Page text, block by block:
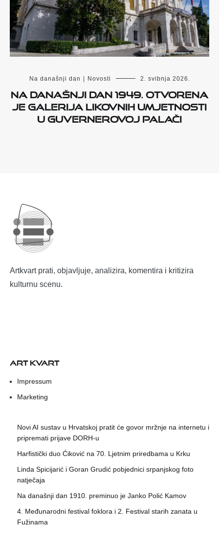
Na današnji dan Novosti 2. svibnja 2026.
Na današnji dan 1949. otvorena
je Galerija likovnih umjetnosti
u Guvernerovoj palači
Artkvart prati, objavljuje, analizira, komentira i kritizira
kulturnu scenu.
ART KVART
Impressum
Marketing
Novi AI sustav u Hrvatskoj pratit će govor mržnje na internetu i
pripremati prijave DORH-u
Harfistički duo Ćiković na 70. Ljetnim priredbama u Krku
Linda Spicijarić i Goran Grudić pobjednici srpanjskog foto
natječaja
Na današnji dan 1910. preminuo je Janko Polić Kamov
4. Međunarodni festival foklora i 2. Festival starih zanata u
Fužinama